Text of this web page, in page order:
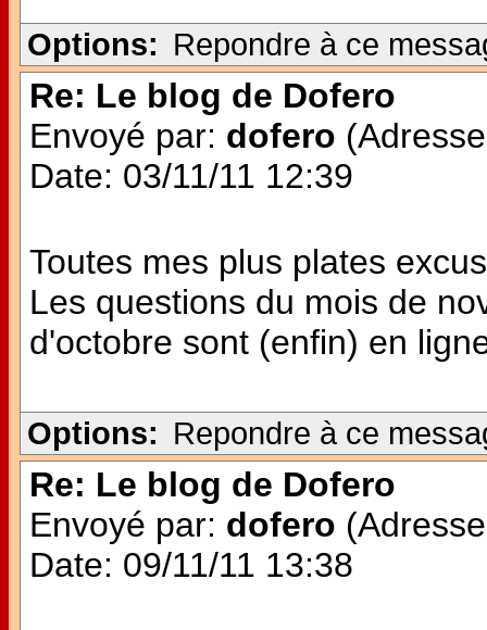
Options: Repondre à ce
Re: Le blog de Dofero
Envoyé par: dofero
Date: 03/11/11 12:39
Toutes mes plus plates
Les questions du mois de
d'octobre sont (enfin) en
Options: Repondre à ce
Re: Le blog de Dofero
Envoyé par: dofero
Date: 09/11/11 13:38